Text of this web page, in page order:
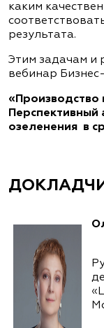
каким
результата.
Этим задачам и
вебинар
«Производство
Перспективный
озеленения в